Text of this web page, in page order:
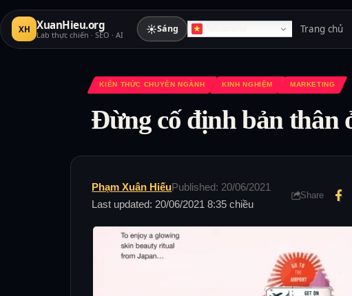
XH XuanHieu.org
Lab thực chiến · SEO · AI ☀Sáng Trang chủ
KIẾN THỨC CHUYÊN NGÀNH KINH NGHIỆM MARKETING
Đừng cố định bản thân
Last updated: 20/06/2021 8:35 chiều
Phạm Xuân HiếuPublished: 20/06/2021
Share